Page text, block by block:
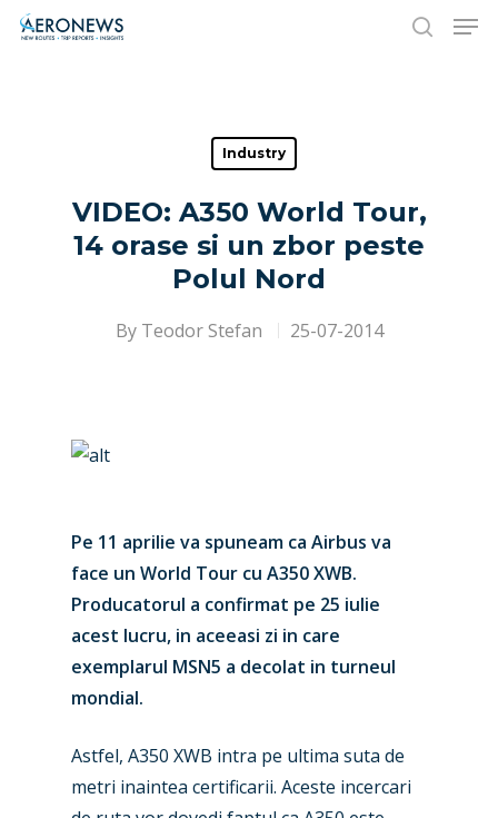
Hit enter to search or ESC to close
Industry
VIDEO: A350 World Tour,
14 orase si un zbor peste
Polul Nord
By Teodor Stefan 25-07-2014
Pe 11 aprilie va spuneam ca Airbus va
face un World Tour cu A350 XWB.
Producatorul a confirmat pe 25 iulie
acest lucru, in aceeasi zi in care
exemplarul MSN5 a decolat in turneul
mondial.
Astfel, A350 XWB intra pe ultima suta de
metri inaintea certificarii. Aceste incercari